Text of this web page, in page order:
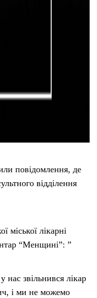
повідомлення, де
відділення
міської лікарні
“Менщині”: ”
звільнився лікар
і ми не можемо